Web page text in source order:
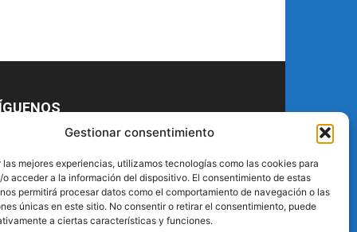
Gestionar consentimiento
las mejores experiencias, utilizamos tecnologías como las cookies para
o acceder a la información del dispositivo. El consentimiento de estas
permitirá procesar datos como el comportamiento de navegación o las
únicas en este sitio. No consentir o retirar el consentimiento, puede
a ciertas características y funciones.